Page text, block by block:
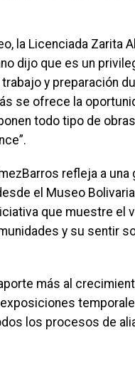
la Licenciada Zarita
dijo que es un
y preparación
se ofrece la
todo tipo de
refleja a
el Museo
que muestre el
y su sentir
más al
los procesos de